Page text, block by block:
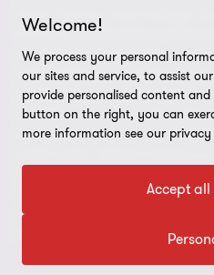
Grant Thornton avses antingen
Thorntons medlemsföretag
ekonomi, skatt och rådgivning till
medlemsföretag, beroende på
Sweden AB är ett
Ltd (GTIL). GTIL och
partnerskap. GTIL och varje
medlemsföretag är inga ombud
och är inte heller ansvariga för
Welcome!
We process your personal
our sites and service, to assist
provide personalised content
button on the right, you can
more information see our
Accept all